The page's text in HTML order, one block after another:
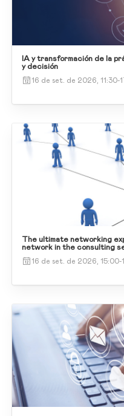
IA y transformación de la
y decisión
16 de set. de 2026, 11:30-
The ultimate networking
network in the consulting
16 de set. de 2026, 15:00-